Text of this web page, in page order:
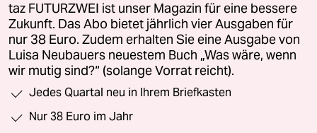
taz FUTURZWEI ist unser Magazin für eine bessere
Zukunft. Das Abo bietet jährlich vier Ausgaben für
nur 38 Euro. Zudem erhalten Sie eine Ausgabe von
Luisa Neubauers neuestem Buch „Was wäre, wenn
wir mutig sind?“ (solange Vorrat reicht).
Jedes Quartal neu in Ihrem Briefkasten
Nur 38 Euro im Jahr